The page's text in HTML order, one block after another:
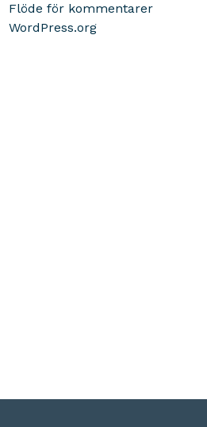
Flöde för kommentarer
WordPress.org